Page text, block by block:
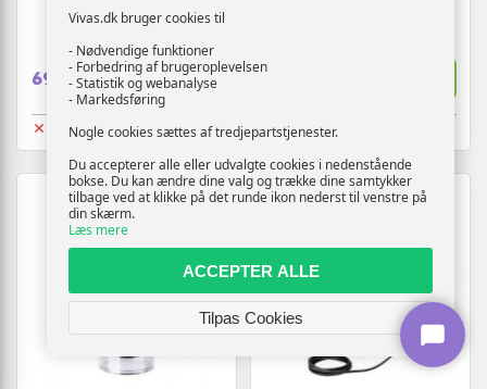
699,- Vis
Udsolgt
639,-
Udsolgt
Vivas.dk bruger cookies til
- Nødvendige funktioner
- Forbedring af brugeroplevelsen
- Statistik og webanalyse
- Markedsføring
Nogle cookies sættes af tredjepartstjenester.
Du accepterer alle eller udvalgte cookies i nedenstående
bokse. Du kan ændre dine valg og trække dine samtykker
tilbage ved at klikke på det runde ikon nederst til venstre på
din skærm.
Læs mere
ACCEPTER ALLE
Tilpas Cookies